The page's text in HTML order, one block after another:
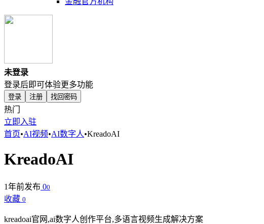
未登录
登录后即可体验更多功能
登录 注册 找回密码
热门
立即入驻
首页•AI视频•AI数字人•KreadoAI
KreadoAI
1年前发布 00
收藏 0
kreadoai官网,ai数字人创作平台,多语言视频生成解决方案